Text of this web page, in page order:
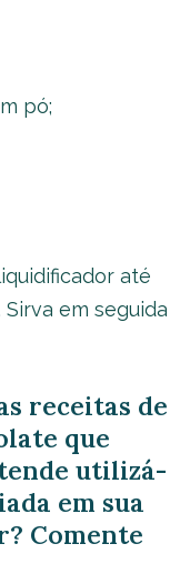
pó;
até
em seguida
receitas de
que
utilizá-
em sua
Comente